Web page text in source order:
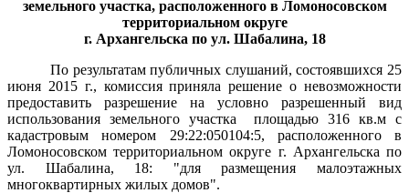
земельного участка, расположенного в Ломоносовском
территориальном округе
г. Архангельска по ул. Шабалина, 18
По результатам публичных слушаний, состоявшихся 25
июня 2015 г., комиссия приняла решение о невозможности
предоставить разрешение на условно разрешенный вид
использования земельного участка
площадью 316 кв.м с
кадастровым номером 29:22:050104:5, расположенного в
Ломоносовском территориальном округе г. Архангельска по
ул. Шабалина, 18: "для размещения малоэтажных
многоквартирных жилых домов".